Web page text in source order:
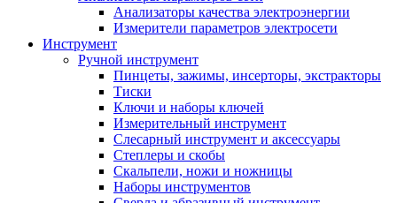
Анализаторы качества электроэнергии
Измерители параметров электросети
Инструмент
Ручной инструмент
Пинцеты, зажимы, инсерторы, экстракторы
Тиски
Ключи и наборы ключей
Измерительный инструмент
Слесарный инструмент и аксессуары
Степлеры и скобы
Скальпели, ножи и ножницы
Наборы инструментов